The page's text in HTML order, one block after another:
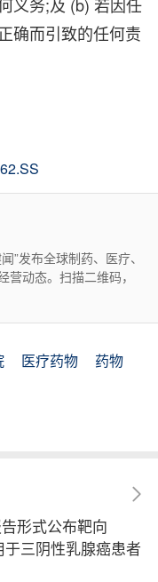
确而引致的任何责
”发布全球制药、医疗、
营动态。扫描二维码，
医疗药物
药物
形式公布靶向
三阴性乳腺癌患者